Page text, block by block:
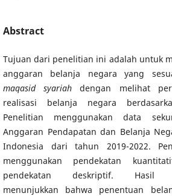
Abstract
Tujuan dari penelitian ini adalah untuk
anggaran belanja negara yang
maqasid syariah dengan melihat
realisasi belanja negara
Penelitian menggunakan data
Anggaran Pendapatan dan Belanja
Indonesia dari tahun 2019-2022.
menggunakan pendekatan
pendekatan deskriptif. Hasil
menunjukkan bahwa penentuan